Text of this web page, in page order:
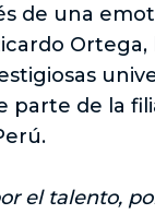
de una
parte de la
el talento,